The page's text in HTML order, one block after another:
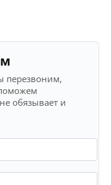
перезвоним,
обязывает и